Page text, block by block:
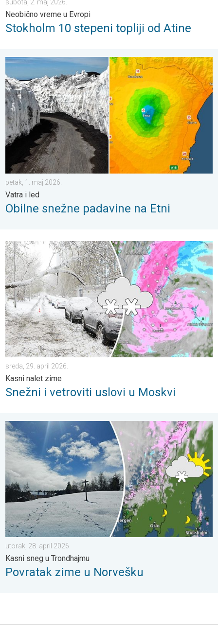
subota, 2. maj 2026.
Neobično vreme u Evropi
Stokholm 10 stepeni topliji od Atine
Obilne snežne padavine na Etni. Vatra i led. . . petak, 1. maj
petak, 1. maj 2026.
Vatra i led
Obilne snežne padavine na Etni
Snežni i vetroviti uslovi u Moskvi. Kasni nalet zime. . . sreda,
sreda, 29. april 2026.
Kasni nalet zime
Snežni i vetroviti uslovi u Moskvi
Povratak zime u Norvešku. Kasni sneg u Trondhajmu. . .
utorak, 28. april 2026.
Kasni sneg u Trondhajmu
Povratak zime u Norvešku